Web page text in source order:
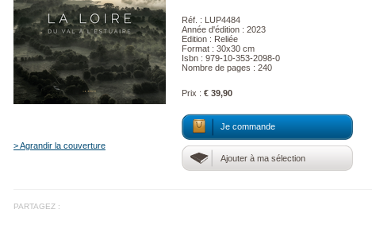
> Agrandir la couverture
Réf. : LUP4484
Année d'édition : 2023
Edition : Reliée
Format : 30x30 cm
Isbn : 979-10-353-2098-0
Nombre de pages : 240
Prix : € 39,90
Je commande
Ajouter à ma sélection
PARTAGEZ :